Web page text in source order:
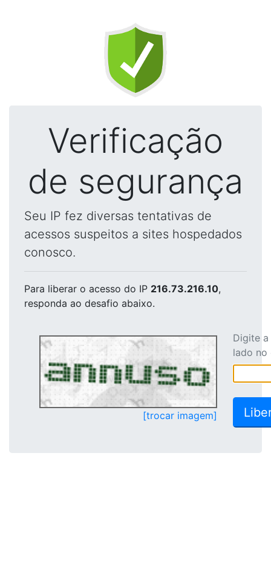
Verificação
de segurança
Seu IP fez diversas tentativas de
acessos suspeitos a sites hospedados
conosco.
Para liberar o acesso do IP 216.73.216.10,
responda ao desafio abaixo.
[trocar imagem]
Digite
lado no